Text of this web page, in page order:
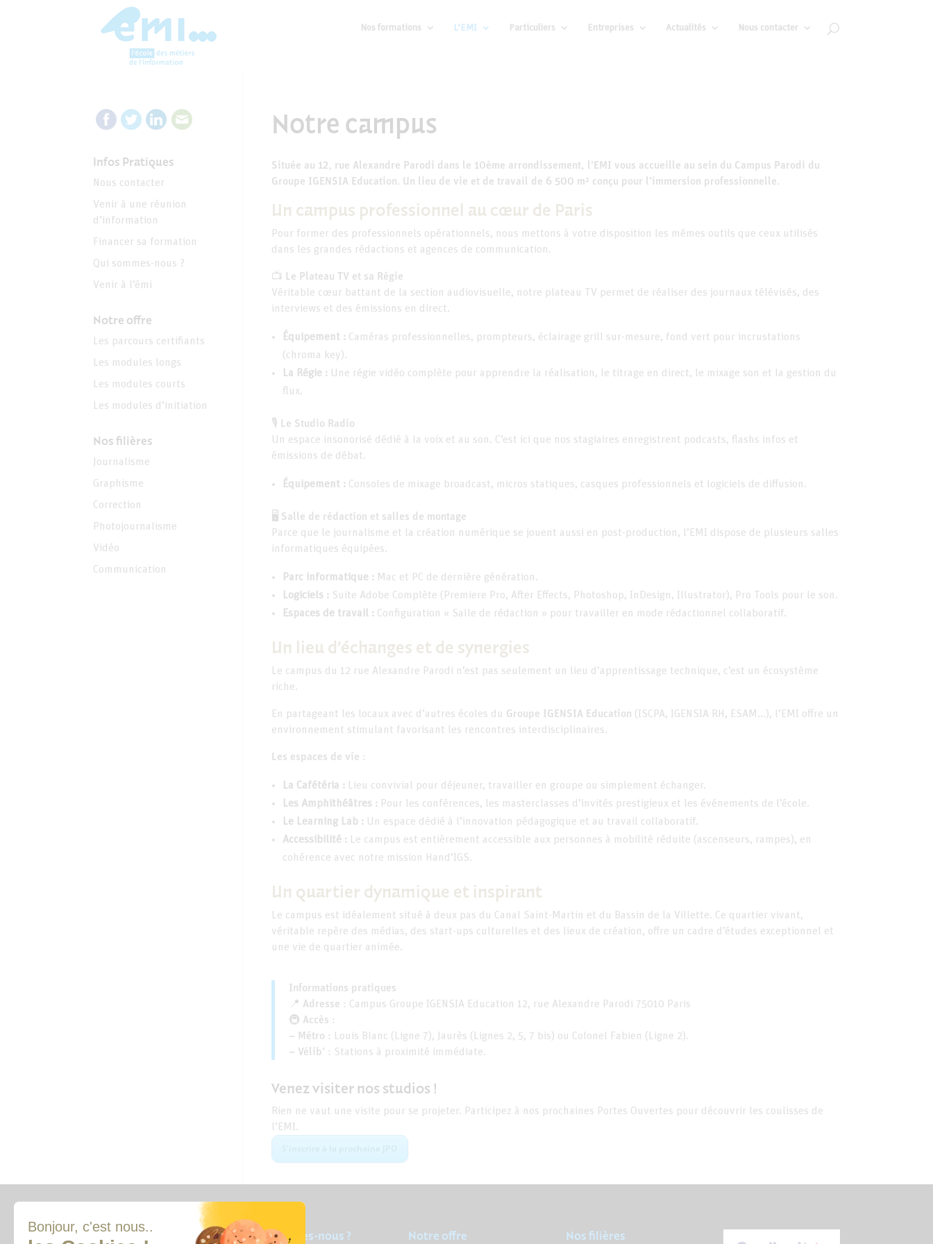
Nos formations L’EMI Particuliers Entreprises Actualités Nous contacter
Notre campus
Située au 12, rue Alexandre Parodi dans le 10ème arrondissement, l’EMI vous accueille au sein du Campus Parodi du
Groupe IGENSIA Education. Un lieu de vie et de travail de 6 500 m² conçu pour l’immersion professionnelle.
Un campus professionnel au cœur de Paris
Pour former des professionnels opérationnels, nous mettons à votre disposition les mêmes outils que ceux utilisés
dans les grandes rédactions et agences de communication.
📺 Le Plateau TV et sa Régie
Véritable cœur battant de la section audiovisuelle, notre plateau TV permet de réaliser des journaux télévisés, des
interviews et des émissions en direct.
Équipement : Caméras professionnelles, prompteurs, éclairage grill sur-mesure, fond vert pour incrustations
(chroma key).
La Régie : Une régie vidéo complète pour apprendre la réalisation, le titrage en direct, le mixage son et la gestion du
flux.
🎙️ Le Studio Radio
Un espace insonorisé dédié à la voix et au son. C’est ici que nos stagiaires enregistrent podcasts, flashs infos et
émissions de débat.
Équipement : Consoles de mixage broadcast, micros statiques, casques professionnels et logiciels de diffusion.
🖥️ Salle de rédaction et salles de montage
Parce que le journalisme et la création numérique se jouent aussi en post-production, l’EMI dispose de plusieurs salles
informatiques équipées.
Parc informatique : Mac et PC de dernière génération.
Logiciels : Suite Adobe Complète (Premiere Pro, After Effects, Photoshop, InDesign, Illustrator), Pro Tools pour le son.
Espaces de travail : Configuration « Salle de rédaction » pour travailler en mode rédactionnel collaboratif.
Un lieu d’échanges et de synergies
Le campus du 12 rue Alexandre Parodi n’est pas seulement un lieu d’apprentissage technique, c’est un écosystème
riche.
En partageant les locaux avec d’autres écoles du Groupe IGENSIA Education (ISCPA, IGENSIA RH, ESAM…), l’EMI offre un
environnement stimulant favorisant les rencontres interdisciplinaires.
Les espaces de vie :
La Cafétéria : Lieu convivial pour déjeuner, travailler en groupe ou simplement échanger.
Les Amphithéâtres : Pour les conférences, les masterclasses d’invités prestigieux et les événements de l’école.
Le Learning Lab : Un espace dédié à l’innovation pédagogique et au travail collaboratif.
Accessibilité : Le campus est entièrement accessible aux personnes à mobilité réduite (ascenseurs, rampes), en
cohérence avec notre mission Hand’IGS.
Un quartier dynamique et inspirant
Le campus est idéalement situé à deux pas du Canal Saint-Martin et du Bassin de la Villette. Ce quartier vivant,
véritable repère des médias, des start-ups culturelles et des lieux de création, offre un cadre d’études exceptionnel et
une vie de quartier animée.
Informations pratiques
📍 Adresse : Campus Groupe IGENSIA Education 12, rue Alexandre Parodi 75010 Paris
🚇 Accès :
– Métro :
Louis Blanc (Ligne 7), Jaurès (Lignes 2, 5, 7 bis) ou Colonel Fabien (Ligne 2).
– Vélib’ : Stations à proximité immédiate.
Venez visiter nos studios !
Rien ne vaut une visite pour se projeter. Participez à nos prochaines Portes Ouvertes pour découvrir les coulisses de
l’EMI.
Infos Pratiques
Nous contacter
Venir à une réunion
d’information
Financer sa formation
Qui sommes-nous ?
Venir à l’émi
Notre offre
Les parcours certifiants
Les modules longs
Les modules courts
Les modules d’initiation
Nos filières
Journalisme
Graphisme
Correction
Photojournalisme
Vidéo
Communication
Qui sommes-nous ? Où sommes-nous ? Notre offre Nos filières